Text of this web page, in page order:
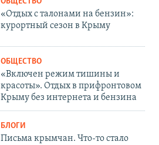
«Отдых с талонами на бензин»:
курортный сезон в Крыму
ОБЩЕСТВО
«Включен режим тишины и
красоты». Отдых в прифронтовом
Крыму без интернета и бензина
БЛОГИ
Письма крымчан. Что-то стало